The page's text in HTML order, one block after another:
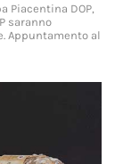
Piacentina DOP,
saranno
Appuntamento al